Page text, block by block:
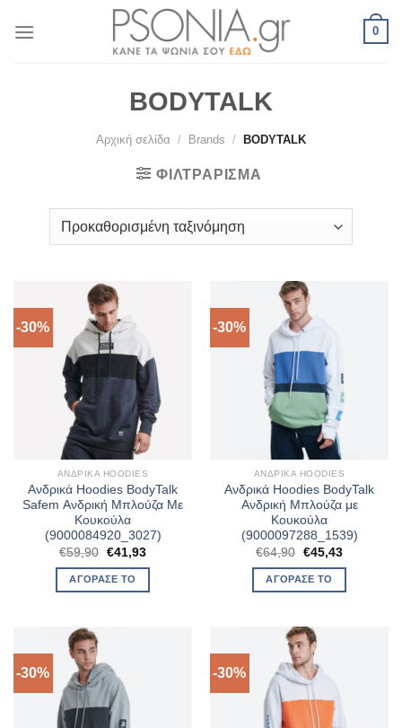
0
BODYTALK
Αρχική σελίδα / Brands / BODYTALK
ΦΙΛΤΡΆΡΙΣΜΑ
-30%
ΑΝΔΡΙΚΆ HOODIES
Ανδρικά Hoodies BodyTalk
Safem Ανδρική Μπλούζα Με
Κουκούλα
(9000084920_3027)
€59,90 Original
price
was:
€59,90.
€41,93Η
ΑΓΌΡΑΣΈ ΤΟ
-30%
ΑΝΔΡΙΚΆ HOODIES
Ανδρικά Hoodies BodyTalk
Ανδρική Μπλούζα με
Κουκούλα
(9000097288_1539)
€64,90 Original
price
was:
€64,90.
€45,43Η
ΑΓΌΡΑΣΈ ΤΟ
-30% -30%